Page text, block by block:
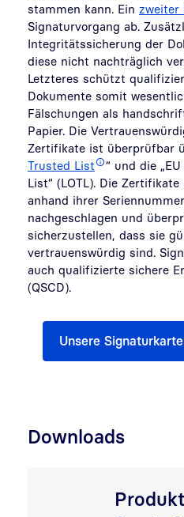
stammen kann. Ein zweiter
Signaturvorgang ab.
Integritätssicherung der
diese nicht nachträglich
Letzteres schützt
Dokumente somit
Fälschungen als
Papier. Die
Zertifikate ist überprüfbar
Trusted List
“ und die
List“ (LOTL). Die
anhand ihrer
nachgeschlagen und
sicherzustellen, dass sie
vertrauenswürdig sind.
auch qualifizierte sichere
(QSCD).
Unsere
Downloads